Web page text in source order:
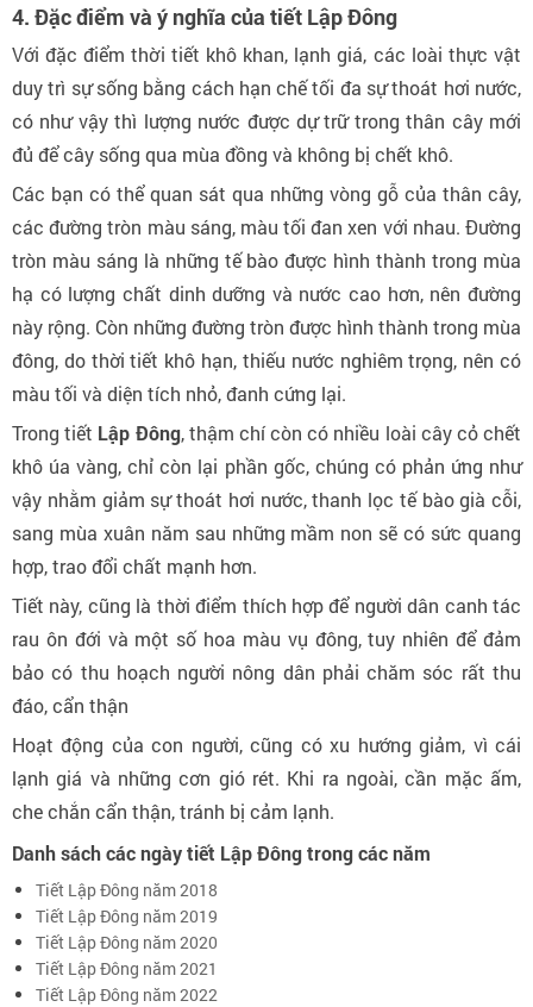
4. Đặc điểm và ý nghĩa của tiết Lập Đông
Với đặc điểm thời tiết khô khan, lạnh giá, các loài thực vật
duy trì sự sống bằng cách hạn chế tối đa sự thoát hơi nước,
có như vậy thì lượng nước được dự trữ trong thân cây mới
đủ để cây sống qua mùa đồng và không bị chết khô.
Các bạn có thể quan sát qua những vòng gỗ của thân cây,
các đường tròn màu sáng, màu tối đan xen với nhau. Đường
tròn màu sáng là những tế bào được hình thành trong mùa
hạ có lượng chất dinh dưỡng và nước cao hơn, nên đường
này rộng. Còn những đường tròn được hình thành trong mùa
đông, do thời tiết khô hạn, thiếu nước nghiêm trọng, nên có
màu tối và diện tích nhỏ, đanh cứng lại.
Trong tiết Lập Đông, thậm chí còn có nhiều loài cây cỏ chết
khô úa vàng, chỉ còn lại phần gốc, chúng có phản ứng như
vậy nhằm giảm sự thoát hơi nước, thanh lọc tế bào già cỗi,
sang mùa xuân năm sau những mầm non sẽ có sức quang
hợp, trao đổi chất mạnh hơn.
Tiết này, cũng là thời điểm thích hợp để người dân canh tác
rau ôn đới và một số hoa màu vụ đông, tuy nhiên để đảm
bảo có thu hoạch người nông dân phải chăm sóc rất thu
đáo, cẩn thận
Hoạt động của con người, cũng có xu hướng giảm, vì cái
lạnh giá và những cơn gió rét. Khi ra ngoài, cần mặc ấm,
che chắn cẩn thận, tránh bị cảm lạnh.
Danh sách các ngày tiết Lập Đông trong các năm
Tiết Lập Đông năm 2018
Tiết Lập Đông năm 2019
Tiết Lập Đông năm 2020
Tiết Lập Đông năm 2021
Tiết Lập Đông năm 2022